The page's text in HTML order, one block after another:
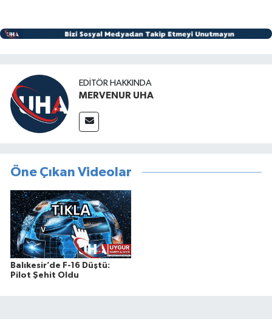
EDITÖR HAKKINDA
MERVENUR UHA
Öne Çıkan Videolar
Balıkesir’de F-16 Düştü:
Pilot Şehit Oldu